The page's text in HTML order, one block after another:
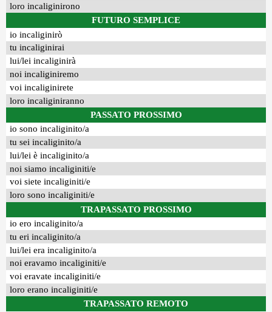
loro incaliginirono
FUTURO SEMPLICE
io incaliginirò
tu incaliginirai
lui/lei incaliginirà
noi incaliginiremo
voi incaliginirete
loro incaliginiranno
PASSATO PROSSIMO
io sono incaliginito/a
tu sei incaliginito/a
lui/lei è incaliginito/a
noi siamo incaliginiti/e
voi siete incaliginiti/e
loro sono incaliginiti/e
TRAPASSATO PROSSIMO
io ero incaliginito/a
tu eri incaliginito/a
lui/lei era incaliginito/a
noi eravamo incaliginiti/e
voi eravate incaliginiti/e
loro erano incaliginiti/e
TRAPASSATO REMOTO